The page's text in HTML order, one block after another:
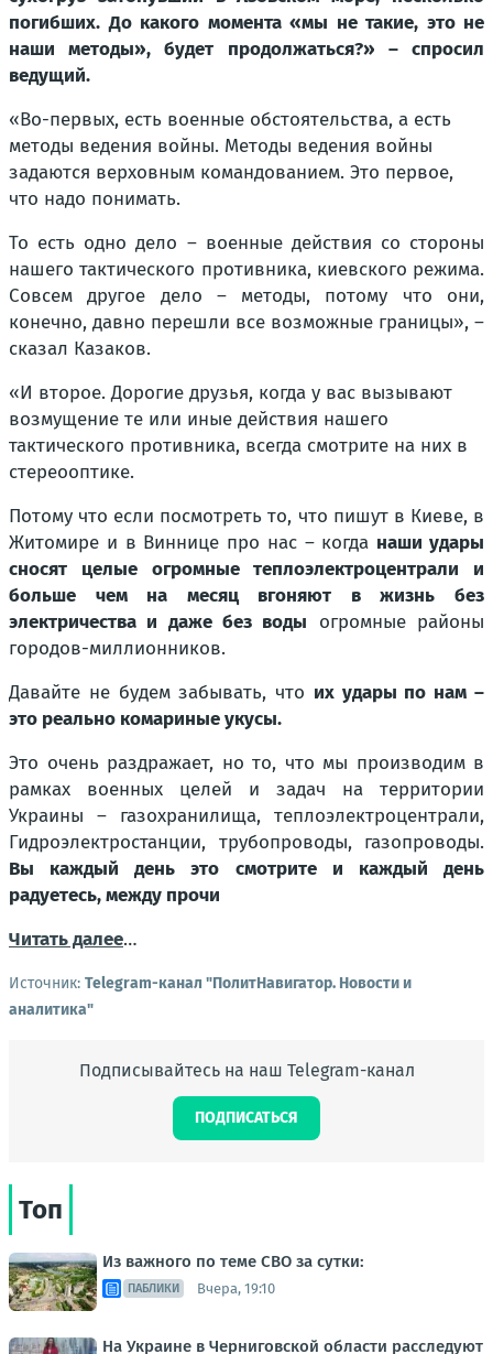
погибших. До какого момента «мы не такие, это не
наши методы», будет продолжаться?» – спросил
ведущий.
«Во-первых, есть военные обстоятельства, а есть
методы ведения войны. Методы ведения войны
задаются верховным командованием. Это первое,
что надо понимать.
То есть одно дело – военные действия со стороны
нашего тактического противника, киевского режима.
Совсем другое дело – методы, потому что они,
конечно, давно перешли все возможные границы», –
сказал Казаков.
«И второе. Дорогие друзья, когда у вас вызывают
возмущение те или иные действия нашего
тактического противника, всегда смотрите на них в
стереооптике.
Потому что если посмотреть то, что пишут в Киеве, в
Житомире и в Виннице про нас – когда наши удары
сносят целые огромные теплоэлектроцентрали и
больше чем на месяц вгоняют в жизнь без
электричества и даже без воды огромные районы
городов-миллионников.
Давайте не будем забывать, что их удары по нам –
это реально комариные укусы.
Это очень раздражает, но то, что мы производим в
рамках военных целей и задач на территории
Украины – газохранилища, теплоэлектроцентрали,
Гидроэлектростанции, трубопроводы, газопроводы.
Вы каждый день это смотрите и каждый день
радуетесь, между прочи
Читать далее…
Источник: Telegram-канал "ПолитНавигатор. Новости и
аналитика"
Подписывайтесь на наш Telegram-канал
ПОДПИСАТЬСЯ
Топ
Из важного по теме СВО за сутки:
ПАБЛИКИ Вчера, 19:10
На Украине в Черниговской области расследуют